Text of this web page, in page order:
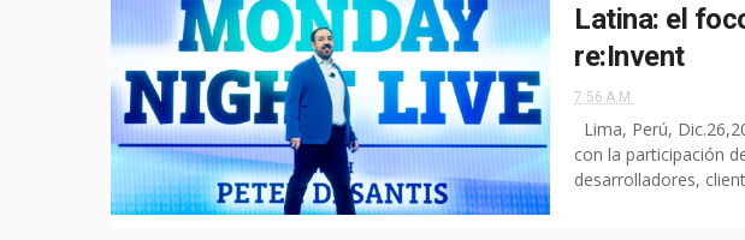
Latina: el
re:Invent
7:56 A.M.
Lima, Perú,
con la participación
desarrolladores,